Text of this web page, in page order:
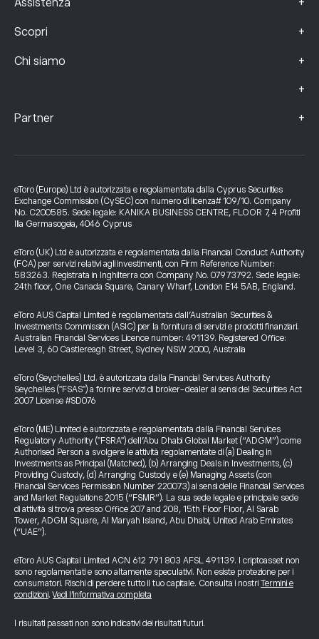
Assistenza +
Scopri +
Chi siamo +
+
Partner +
eToro (Europe) Ltd è autorizzata e regolamentata dalla Cyprus Securities
Exchange Commission (CySEC) con numero di licenza# 109/10. Company
No. C200585. Sede legale: KANIKA BUSINESS CENTRE, FLOOR 7, 4 Profiti
Ilia Germasogeia, 4046 Cyprus
eToro (UK) Ltd è autorizzata e regolamentata dalla Financial Conduct Authority
(FCA) per servizi relativi agli investimenti, con Firm Reference Number:
583263. Registrata in Inghilterra con Company No. 07973792. Sede legale:
24th floor, One Canada Square, Canary Wharf, London E14 5AB, England.
eToro AUS Capital Limited è regolamentata dall’Australian Securities &
Investments Commission (ASIC) per la fornitura di servizi e prodotti finanziari.
Australian Financial Services Licence number: 491139. Registered Office:
Level 3, 60 Castlereagh Street, Sydney NSW 2000, Australia
eToro (Seychelles) Ltd. è autorizzata dalla Financial Services Authority
Seychelles ("FSAS") a fornire servizi di broker-dealer ai sensi del Securities Act
2007 License #SD076
eToro (ME) Limited è autorizzata e regolamentata dalla Financial Services
Regulatory Authority ("FSRA") dell’Abu Dhabi Global Market (“ADGM”) come
Authorised Person a svolgere le attività regolamentate di (a) Dealing in
Investments as Principal (Matched), (b) Arranging Deals in Investments, (c)
Providing Custody, (d) Arranging Custody e (e) Managing Assets (con
Financial Services Permission Number 220073) ai sensi delle Financial Services
and Market Regulations 2015 (“FSMR”). La sua sede legale e principale sede
di attività si trova presso Office 207 and 208, 15th Floor Floor, Al Sarab
Tower, ADGM Square, Al Maryah Island, Abu Dhabi, United Arab Emirates
(“UAE”).
eToro AUS Capital Limited ACN 612 791 803 AFSL 491139. I criptoasset non
sono regolamentati e sono altamente speculativi. Non esiste protezione per i
consumatori. Rischi di perdere tutto il tuo capitale. Consulta i nostri Termini e
condizioni.Vedi l’informativa completa
I risultati passati non sono indicativi dei risultati futuri.